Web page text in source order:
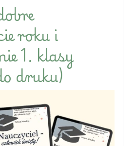
roku i
1. klasy
druku)